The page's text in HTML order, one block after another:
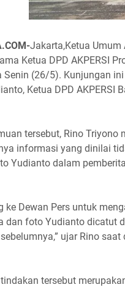
Jakarta,Ketua Umum
Ketua DPD AKPERSI
Senin (26/5). Kunjungan
Ketua DPD AKPERSI
tersebut, Rino
informasi yang dinilai
Yudianto dalam
ke Dewan Pers untuk
dan foto Yudianto dicatut
ujar Rino
tersebut